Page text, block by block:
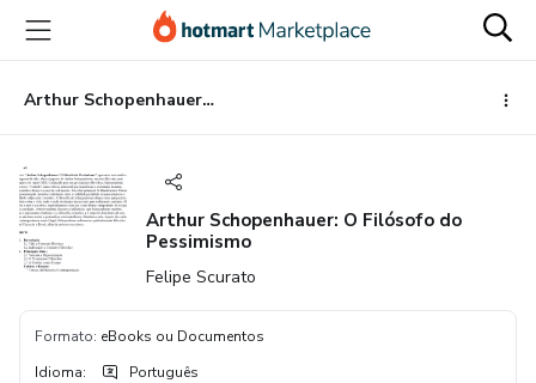
para
conteúdo
principal
para
pagamento
para
rodapé
Arthur Schopenhauer: O Filósofo do Pessimismo
Arthur Schopenhauer: O Filósofo do
Pessimismo
Felipe Scurato
Formato: eBooks ou Documentos
Idioma: Português